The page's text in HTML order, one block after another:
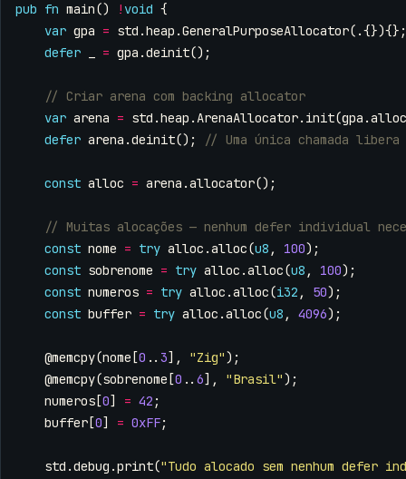
pub fn main() ! void {
var gpa = std .heap .GeneralPurposeAllocator(.{}){};
defer
= gpa .deinit();
var arena = std .heap .ArenaAllocator. init(gpa .
defer arena .deinit();
const alloc = arena .allocator();
const nome = try alloc .alloc(u8 , 100);
const sobrenome = try alloc .alloc(u8 , 100);
const numeros = try alloc .alloc(i32 , 50);
const buffer = try alloc .alloc(u8 , 4096);
@memcpy(nome [0 .. 3], "Zig" );
@memcpy(sobrenome [0 .. 6], "Brasil" );
numeros [0] = 42 ;
buffer [0] = 0xFF;
std .debug .print("Tudo alocado sem nenhum defer